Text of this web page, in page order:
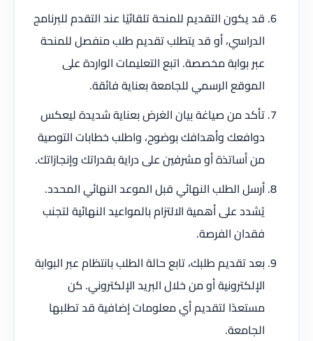
قد يكون التقديم للمنحة تلقائيًا عند التقدم للبرنامج
الدراسي، أو قد يتطلب تقديم طلب منفصل للمنحة
عبر بوابة مخصصة. اتبع التعليمات الواردة على
الموقع الرسمي للجامعة بعناية فائقة.
تأكد من صياغة بيان الغرض بعناية شديدة ليعكس
دوافعك وأهدافك بوضوح، واطلب خطابات التوصية
من أساتذة أو مشرفين على دراية بقدراتك وإنجازاتك.
أرسل الطلب النهائي قبل الموعد النهائي المحدد.
يُشدد على أهمية الالتزام بالمواعيد النهائية لتجنب
فقدان الفرصة.
بعد تقديم طلبك، تابع حالة الطلب بانتظام عبر البوابة
الإلكترونية أو من خلال البريد الإلكتروني. كن
مستعدًا لتقديم أي معلومات إضافية قد تطلبها
الجامعة.